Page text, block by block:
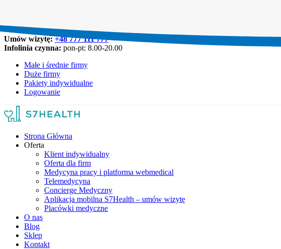
Umów wizytę:+48 777 111 777
Infolinia czynna: pon-pt: 8.00-20.00
Małe i średnie firmy
Duże firmy
Pakiety indywidualne
Logowanie
Strona Główna
Oferta
Klient indywidualny
Oferta dla firm
Medycyna pracy i platforma webmedical
Telemedycyna
Concierge Medyczny
Aplikacja mobilna S7Health – umów wizytę
Placówki medyczne
O nas
Blog
Sklep
Kontakt